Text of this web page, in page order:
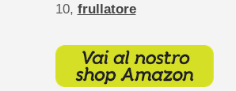
10, frullatore